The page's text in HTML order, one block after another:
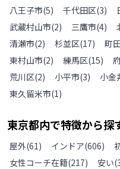
八王子市(5) 千代田区(3)
武蔵村山市(2) 三鷹市(4)
清瀬市(2) 杉並区(17) 町
東村山市(2) 練馬区(15)
荒川区(2) 小平市(3) 小金
東久留米市(1)
東京都内で特徴から探
屋外(61) インドア(606)
女性コーチ在籍(217) 安い(